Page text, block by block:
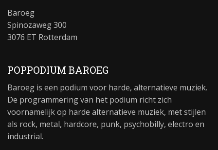
Baroeg
Spinozaweg 300
3076 ET Rotterdam
POPPODIUM BAROEG
Baroeg is een podium voor harde, alternatieve muziek.
De programmering van het podium richt zich
voornamelijk op harde alternatieve muziek, met stijlen
als rock, metal, hardcore, punk, psychobilly, electro en
industrial.